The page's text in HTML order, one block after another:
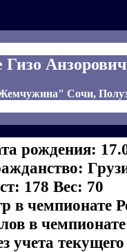
Гизо Анзорович
Сочи,
рождения:
178 Вес: 70
в чемпионате
в
учета